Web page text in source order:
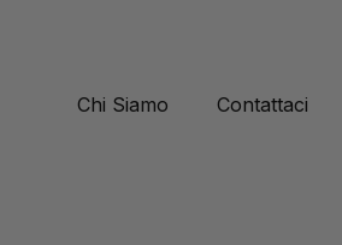
Chi Siamo Contattaci